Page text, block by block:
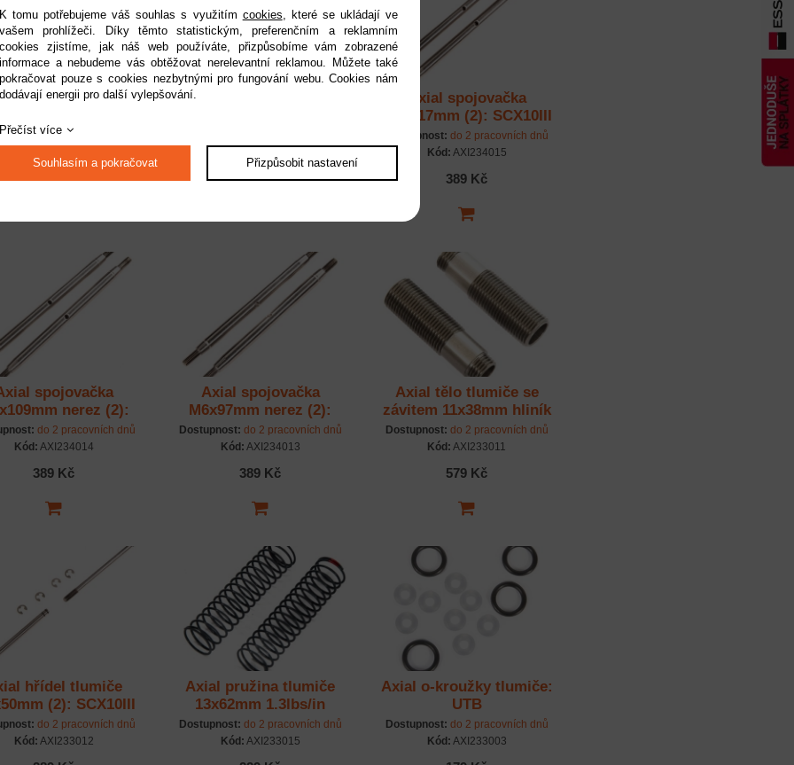
šroub imbus
do 2 pracovních dnů
179 Kč 179 Kč
Axial spojovačka
M6x117mm (2): SCX10III
Dostupnost: do 2 pracovních dnů
Kód: AXI234015
389 Kč
spojovačka
nerez (2):
SCX10III
do 2 pracovních dnů
Kód: AXI234014
389 Kč
Axial spojovačka
M6x97mm nerez (2):
SCX10III
Dostupnost: do 2 pracovních dnů
Kód: AXI234013
389 Kč
Axial tělo tlumiče se
závitem 11x38mm hliník
(2): SCX10III
Dostupnost: do 2 pracovních dnů
Kód: AXI233011
579 Kč
hřídel tlumiče
(2): SCX10III
do 2 pracovních dnů
Kód: AXI233012
Axial pružina tlumiče
13x62mm 1.3lbs/in
červená Soft (2)
Dostupnost: do 2 pracovních dnů
Kód: AXI233015
Axial o-kroužky tlumiče:
UTB
Dostupnost: do 2 pracovních dnů
Kód: AXI233003
K tomu potřebujeme váš souhlas s využitím cookies, které se ukládají ve
vašem prohlížeči. Díky těmto statistickým, preferenčním a reklamním
cookies zjistíme, jak náš web používáte, přizpůsobíme vám zobrazené
informace a nebudeme vás obtěžovat nerelevantní reklamou. Můžete také
pokračovat pouze s cookies nezbytnými pro fungování webu. Cookies nám
dodávají energii pro další vylepšování.
Přečíst více
Souhlasím a pokračovat Přizpůsobit nastavení